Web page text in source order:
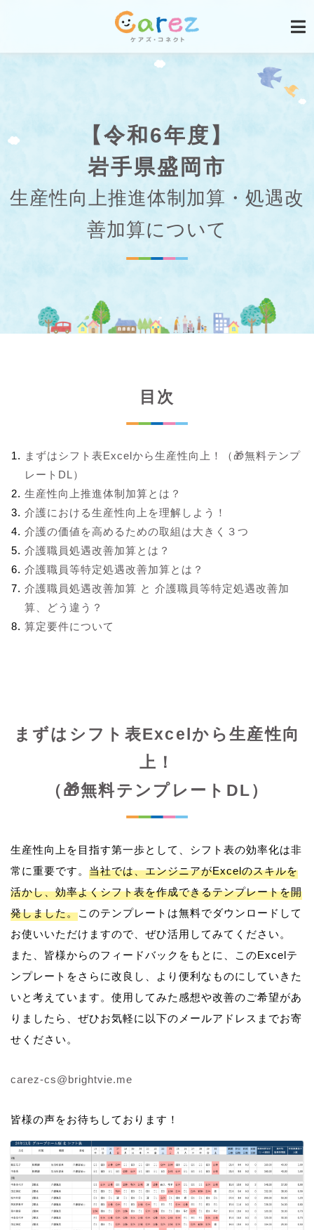
【令和6年度】
岩手県盛岡市
生産性向上推進体制加算・処遇改
善加算について
目次
まずはシフト表Excelから生産性向上！（🎁無料テンプ
レートDL）
生産性向上推進体制加算とは？
介護における生産性向上を理解しよう！
介護の価値を高めるための取組は大きく３つ
介護職員処遇改善加算とは？
介護職員等特定処遇改善加算とは？
介護職員処遇改善加算 と 介護職員等特定処遇改善加
算、どう違う？
算定要件について
まずはシフト表Excelから生産性向
上！
（🎁無料テンプレートDL）
生産性向上を目指す第一歩として、シフト表の効率化は非
常に重要です。 当社では、エンジニアがExcelのスキルを
活かし、効率よくシフト表を作成できるテンプレートを開
発しました。このテンプレートは無料でダウンロードして
お使いいただけますので、ぜひ活用してみてください。
また、皆様からのフィードバックをもとに、このExcelテ
ンプレートをさらに改良し、より便利なものにしていきた
いと考えています。使用してみた感想や改善のご希望があ
りましたら、ぜひお気軽に以下のメールアドレスまでお寄
せください。
carez-cs@brightvie.me
皆様の声をお待ちしております！